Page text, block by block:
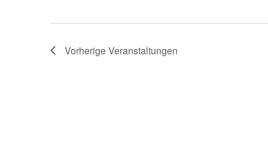
VorherigeVeranstaltungen